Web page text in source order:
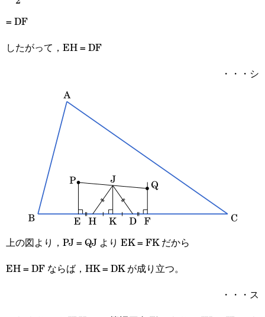
{2}
= DF
したがって，EH = DF
・・・シ
上の図より，PJ = QJ より EK = FK だから
EH = DF ならば，HK = DK が成り立つ。
・・・ス